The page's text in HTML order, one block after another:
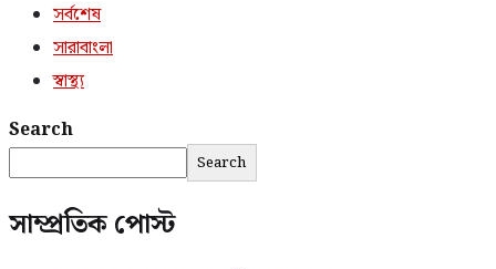
সর্বশেষ
সারাবাংলা
স্বাস্থ্য
Search
Search
সাম্প্রতিক পোস্ট